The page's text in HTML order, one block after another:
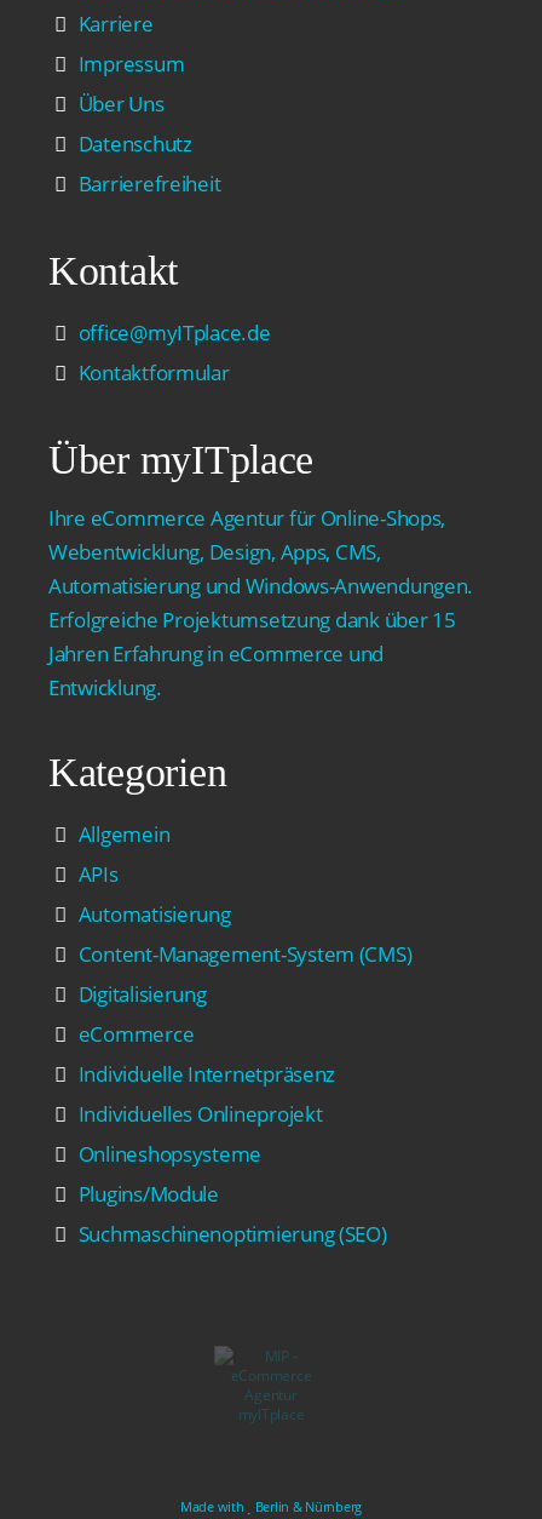
Karriere
Impressum
Über Uns
Datenschutz
Barrierefreiheit
Kontakt
office@myITplace.de
Kontaktformular
Über myITplace
Ihre eCommerce Agentur für Online-Shops,
Webentwicklung, Design, Apps, CMS,
Automatisierung und Windows-Anwendungen.
Erfolgreiche Projektumsetzung dank über 15
Jahren Erfahrung in eCommerce und
Entwicklung.
Kategorien
Allgemein
APIs
Automatisierung
Content-Management-System (CMS)
Digitalisierung
eCommerce
Individuelle Internetpräsenz
Individuelles Onlineprojekt
Onlineshopsysteme
Plugins/Module
Suchmaschinenoptimierung (SEO)
Made with Berlin & Nürnberg